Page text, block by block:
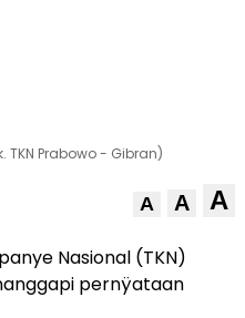
TKN Prabowo - Gibran)
A A A
Nasional (TKN)
pernÿataan